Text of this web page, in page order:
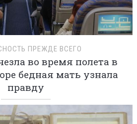
ПРЕЖДЕ ВСЕГО
во время полета в
бедная мать узнала
правду